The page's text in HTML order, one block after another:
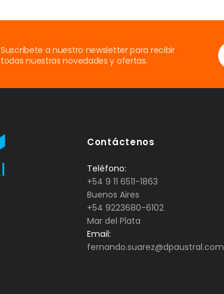
Suscribete a nuestro newsletter para recibir
todas nuestras novedades y ofertas.
Contáctenos
Teléfono:
+54 9 11 6511-1863
Buenos Aires
+54 9223680-6102
Mar del Plata
Email:
fernando.suarez@dpaustral.com